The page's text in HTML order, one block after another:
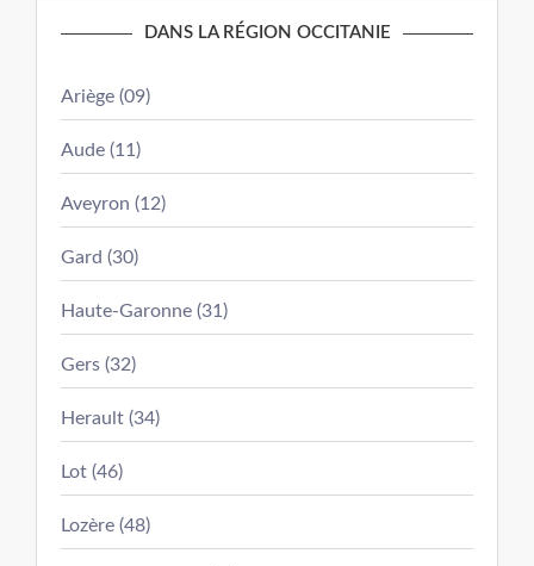
DANS LA RÉGION OCCITANIE
Ariège (09)
Aude (11)
Aveyron (12)
Gard (30)
Haute-Garonne (31)
Gers (32)
Herault (34)
Lot (46)
Lozère (48)